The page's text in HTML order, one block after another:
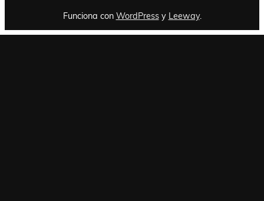
Funciona con WordPressy Leeway.